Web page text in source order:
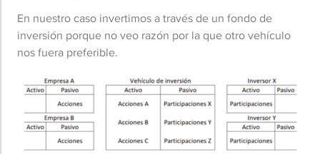
En nuestro caso invertimos a través de un fondo de
inversión porque no veo razón por la que otro vehículo
nos fuera preferible.